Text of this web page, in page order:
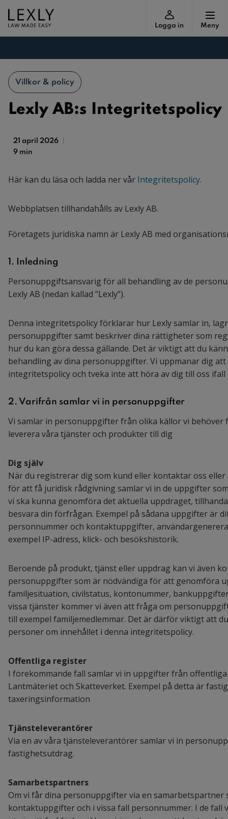
Logga in Meny
Villkor & policy
Lexly AB:s Integritetspolicy
21 april 2026
9 min
Här kan du läsa och ladda ner vår Integritetspolicy.
Webbplatsen tillhandahålls av Lexly AB.
Företagets juridiska namn är Lexly AB med
1. Inledning
Personuppgiftsansvarig för all behandling av de
Lexly AB (nedan kallad ”Lexly”).
Denna integritetspolicy förklarar hur Lexly samlar in,
personuppgifter samt beskriver dina rättigheter som
hur du kan göra dessa gällande. Det är viktigt att du
behandling av dina personuppgifter. Vi uppmanar dig
integritetspolicy och tveka inte att höra av dig till oss
2. Varifrån samlar vi in personuppgifter
Vi samlar in personuppgifter från olika källor vi behöver
leverera våra tjänster och produkter till dig
Dig själv
När du registrerar dig som kund eller kontaktar oss
för att få juridisk rådgivning samlar vi in de uppgifter
vi ska kunna genomföra det aktuella uppdraget,
besvara din förfrågan. Exempel på sådana uppgifter är
personnummer och kontaktuppgifter,
exempel IP-adress, klick- och besökshistorik.
Beroende på produkt, tjänst eller uppdrag kan vi även
personuppgifter som är nödvändiga för att genomföra
familjesituation, civilstatus, kontonummer,
vissa tjänster kommer vi även att fråga om
till exempel familjemedlemmar. Det är därför viktigt att
personer om innehållet i denna integritetspolicy.
Offentliga register
I förekommande fall samlar vi in uppgifter från
Lantmäteriet och Skatteverket. Exempel på detta är
taxeringsinformation
Tjänsteleverantörer
Via en av våra tjänsteleverantörer samlar vi in
fastighetsutdrag.
Samarbetspartners
Om vi får dina personuppgifter via en samarbetspartner
kontaktuppgifter och i vissa fall personnummer. I de fall